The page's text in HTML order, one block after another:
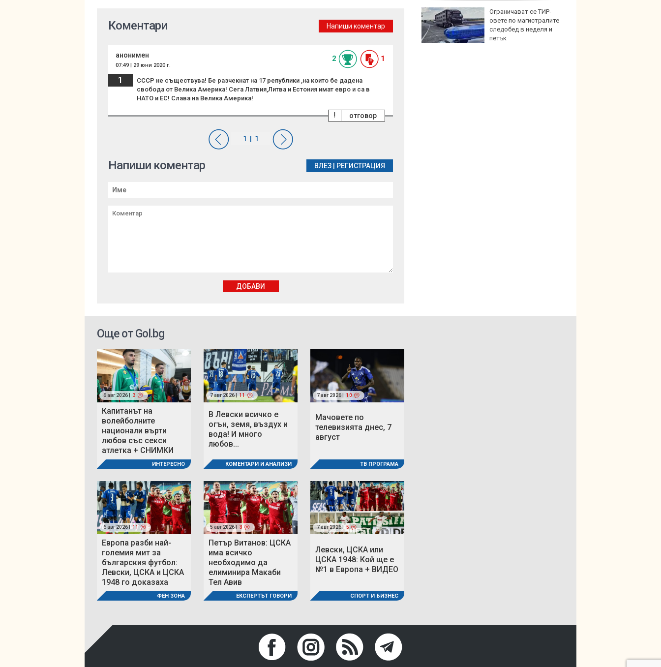
Саудитска Арабия,
Турция и Пакистан ще
Ограничават се ТИР-
овете по магистралите
следобед в неделя и
петък
Коментари Напиши коментар
анонимен
07:49 | 29 юни 2020 г.
2 1
1
СССР не съществува! Бе разчекнат на 17 републики ,на които бе дадена
свобода от Велика Америка! Сега Латвия,Литва и Естония имат евро и са в
НАТО и ЕС! Слава на Велика Америка!
отговор
!
Напиши коментар ВЛЕЗ РЕГИСТРАЦИЯ
ДОБАВИ
Още от Gol.bg
6 авг 2026 | 3
Капитанът на
волейболните
национали върти
любов със секси
атлетка + СНИМКИ
ИНТЕРЕСНО
7 авг 2026 | 11
В Левски всичко е
огън, земя, въздух и
вода! И много
любов...
КОМЕНТАРИ И АНАЛИЗИ
7 авг 2026 | 10
Мачовете по
телевизията днес, 7
август
ТВ ПРОГРАМА
6 авг 2026 | 11
Европа разби най-
големия мит за
българския футбол:
Левски, ЦСКА и ЦСКА
1948 го доказаха
ФЕН ЗОНА
5 авг 2026 | 3
Петър Витанов: ЦСКА
има всичко
необходимо да
елиминира Макаби
Тел Авив
ЕКСПЕРТЪТ ГОВОРИ
7 авг 2026 | 5
Левски, ЦСКА или
ЦСКА 1948: Кой ще е
№1 в Европа + ВИДЕО
СПОРТ И БИЗНЕС